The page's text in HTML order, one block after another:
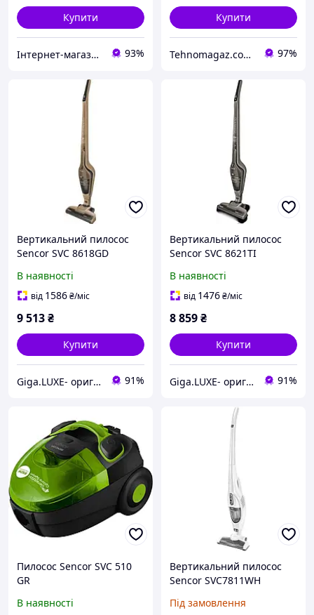
Купити
Інтернет-магазин Eltech 93%
Купити
Tehnomagaz.com.ua - це передовий інтернет-магазин, спеціалізуючийся на продажу техніки 97%
Вертикальний пилосос
Sencor SVC 8618GD
В наявності
від 1586₴/міс
9 513₴
Купити
Giga.LUXE- оригінальна техніка 91%
Вертикальний пилосос
Sencor SVC 8621TI
В наявності
від 1476₴/міс
8 859₴
Купити
Giga.LUXE- оригінальна техніка 91%
Пилосос Sencor SVC 510
GR
В наявності
Вертикальний пилосос
Sencor SVC7811WH
Під замовлення